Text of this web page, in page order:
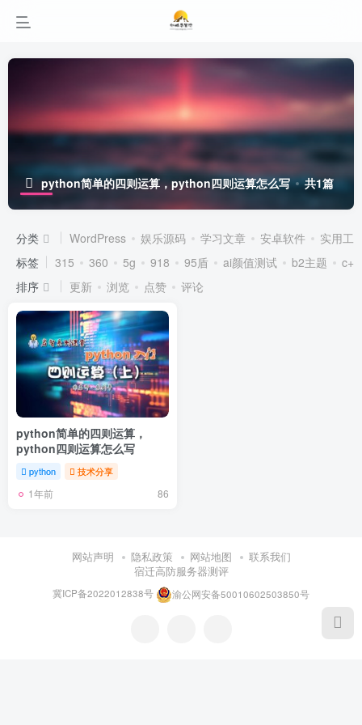
python简单的四则运算，python四则运算怎么写 共1篇
分类 WordPress 娱乐源码 学习文章 安卓软件
实用工
标签
315 360 5g 918 95盾 ai颜值测试 b2主题
c++
排序
更新 浏览 点赞 评论
python简单的四则运算，
python四则运算怎么写
python 技术分享
1年前 86
网站声明 隐私政策 网站地图
联系我们
宿迁高防服务器测评
冀ICP备2022012838号 渝公网安备50010602503850号